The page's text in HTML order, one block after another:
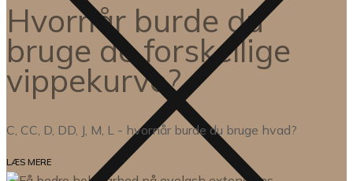
Hvornår burde du
bruge de forskellige
vippekurve?
C, CC, D, DD, J, M, L - hvornår burde du bruge hvad?
LÆS MERE